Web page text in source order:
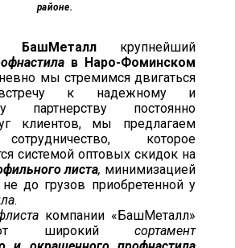
районе.
БашМеталлкрупнейший
в Наро-Фоминском
мы стремимся двигаться
к надежному и
партнерству постоянно
клиентов, мы предлагаем
которое
системой оптовых скидок на
листа, минимизацией
до грузов приобретенной у
.
компании «БашМеталл»
широкий сортамент